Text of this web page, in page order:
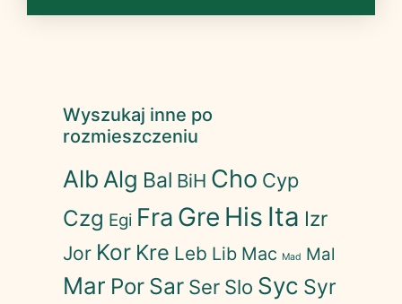
Wyszukaj inne po
rozmieszczeniu
Alb Alg Bal BiH Cho Cyp
Czg Egi Fra Gre His Ita Izr
Jor Kor Kre Leb Lib Mac Mad Mal
Mar Por Sar Ser Slo Syc Syr